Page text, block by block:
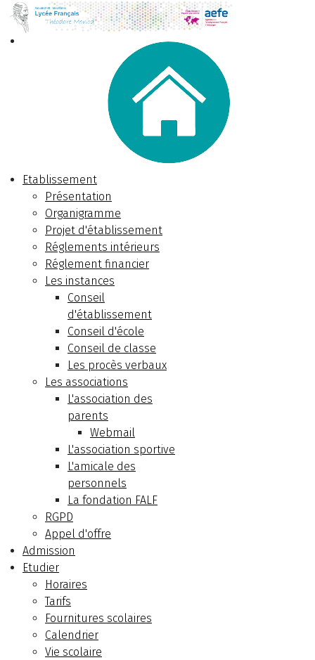
Etablissement
Présentation
Organigramme
Projet d'établissement
Réglements intérieurs
Réglement financier
Les instances
Conseil
d'établissement
Conseil d'école
Conseil de classe
Les procès verbaux
Les associations
L'association des
parents
Webmail
L'association sportive
L'amicale des
personnels
La fondation FALF
RGPD
Appel d'offre
Admission
Etudier
Horaires
Tarifs
Fournitures scolaires
Calendrier
Vie scolaire